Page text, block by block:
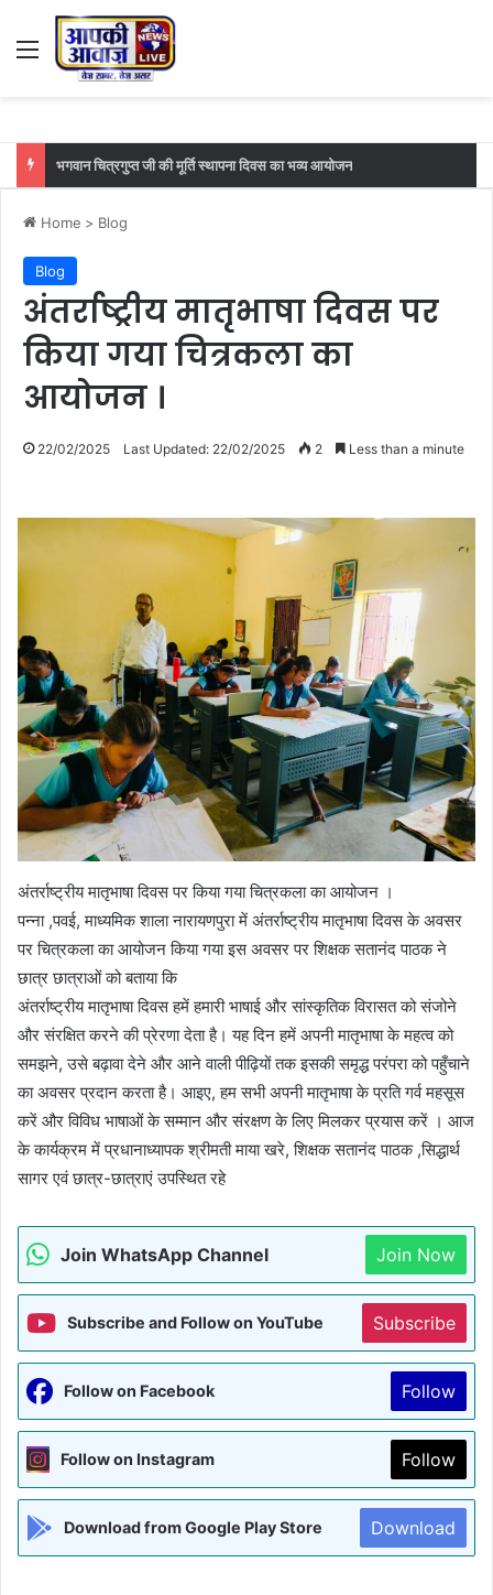
Menu
भगवान चित्रगुप्त जी की मूर्ति स्थापना दिवस का भव्य आयोजन
Home > Blog
Blog
अंतर्राष्ट्रीय मातृभाषा दिवस पर
किया गया चित्रकला का
आयोजन ।
22/02/2025 Last Updated: 22/02/2025 2 Less than a minute
अंतर्राष्ट्रीय मातृभाषा दिवस पर किया गया चित्रकला का आयोजन ।
पन्ना ,पवई, माध्यमिक शाला नारायणपुरा में अंतर्राष्ट्रीय मातृभाषा दिवस के अवसर
पर चित्रकला का आयोजन किया गया इस अवसर पर शिक्षक सतानंद पाठक ने
छात्र छात्राओं को बताया कि
अंतर्राष्ट्रीय मातृभाषा दिवस हमें हमारी भाषाई और सांस्कृतिक विरासत को संजोने
और संरक्षित करने की प्रेरणा देता है। यह दिन हमें अपनी मातृभाषा के महत्व को
समझने, उसे बढ़ावा देने और आने वाली पीढ़ियों तक इसकी समृद्ध परंपरा को पहुँचाने
का अवसर प्रदान करता है। आइए, हम सभी अपनी मातृभाषा के प्रति गर्व महसूस
करें और विविध भाषाओं के सम्मान और संरक्षण के लिए मिलकर प्रयास करें । आज
के कार्यक्रम में प्रधानाध्यापक श्रीमती माया खरे, शिक्षक सतानंद पाठक ,सिद्धार्थ
सागर एवं छात्र-छात्राएं उपस्थित रहे
Join WhatsApp Channel Join Now
Subscribe and Follow on YouTube Subscribe
Follow on Facebook Follow
Follow on Instagram Follow
Download from Google Play Store Download